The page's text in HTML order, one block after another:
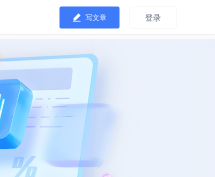
写文章 登录